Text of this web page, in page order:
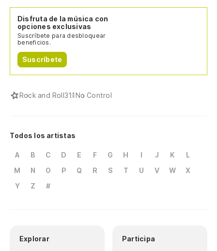
Disfruta de la música con
opciones exclusivas
Suscríbete para desbloquear
beneficios.
Suscríbete
Rock and Roll311No Control
Todos los artistas
A B C D E F G H I J K
L
M
N O P Q R S T U V W
X
Y
Z #
Explorar Participa